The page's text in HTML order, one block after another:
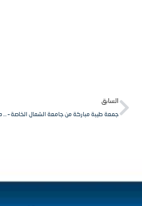
جمعة طيبة مباركة من جامعة الشمال الخاصة – سوريا